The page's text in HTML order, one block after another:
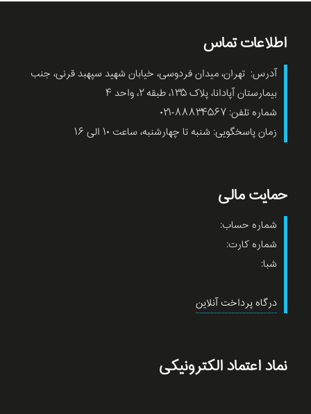
اطلاعات تماس
آدرس: تهران، میدان فردوسی، خیابان شهید سپهبد قرنی، جنب
بیمارستان آپادانا، پلاک ۱۳۵، طبقه ۲، واحد ۴
شماره تلفن: ۸۸۸۳۴۵۶۷-۰۲۱
زمان پاسخگویی: شنبه تا چهارشنبه، ساعت ۱۰ الی ۱۶
حمایت مالی
شماره حساب:
شماره کارت:
شبا:
درگاه پرداخت آنلاین
نماد اعتماد الکترونیکی